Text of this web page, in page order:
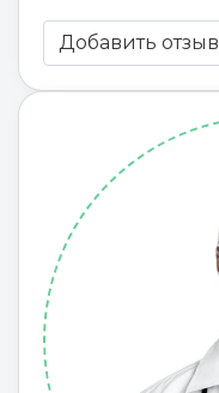
Добавить отзыв